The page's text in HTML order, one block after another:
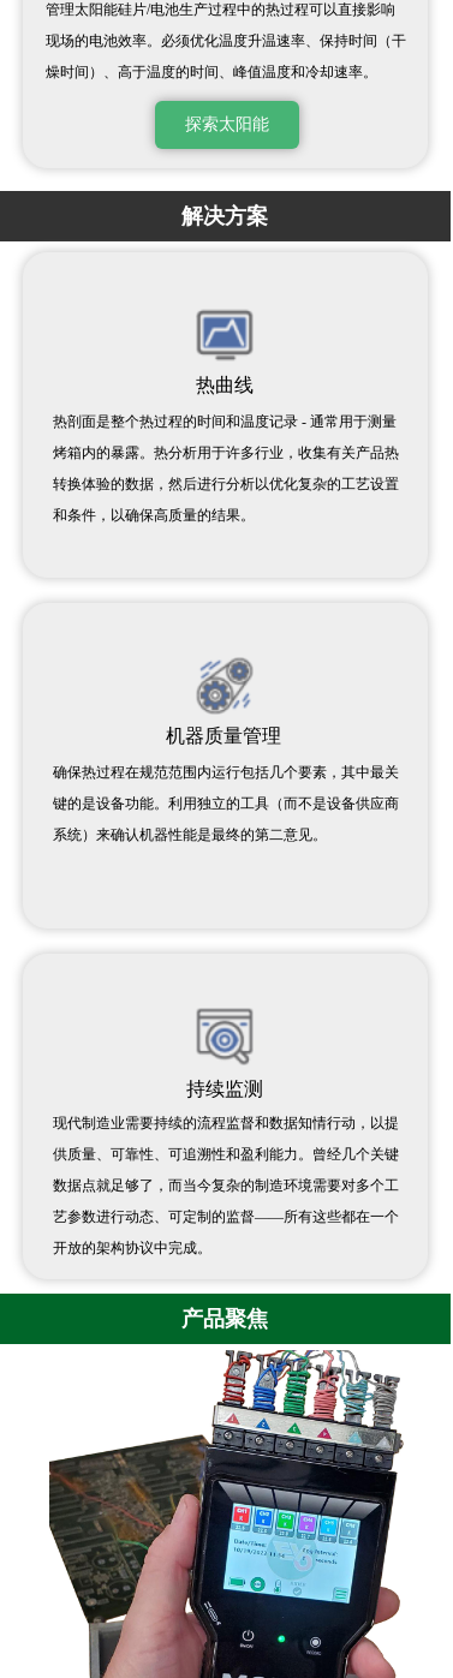
管理太阳能硅片/电池生产过程中的热过程可以直接影响
现场的电池效率。必须优化温度升温速率、保持时间（干
燥时间）、高于温度的时间、峰值温度和冷却速率。
探索太阳能
解决方案
热曲线
热剖面是整个热过程的时间和温度记录 - 通常用于测量
烤箱内的暴露。热分析用于许多行业，收集有关产品热
转换体验的数据，然后进行分析以优化复杂的工艺设置
和条件，以确保高质量的结果。
机器质量管理
确保热过程在规范范围内运行包括几个要素，其中最关
键的是设备功能。利用独立的工具（而不是设备供应商
系统）来确认机器性能是最终的第二意见。
持续监测
现代制造业需要持续的流程监督和数据知情行动，以提
供质量、可靠性、可追溯性和盈利能力。曾经几个关键
数据点就足够了，而当今复杂的制造环境需要对多个工
艺参数进行动态、可定制的监督——所有这些都在一个
开放的架构协议中完成。
产品聚焦